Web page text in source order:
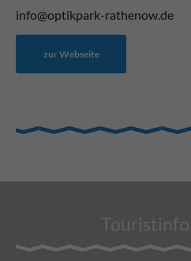
info@optikpark-rathenow.de
zur Webseite